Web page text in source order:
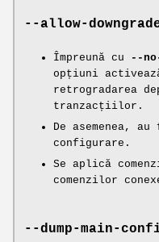
--allow-
Împreună cu --
opțiuni
retrogradarea
tranzacțiilor.
De asemenea,
configurare.
Se aplică
comenzilor
--dump-main-